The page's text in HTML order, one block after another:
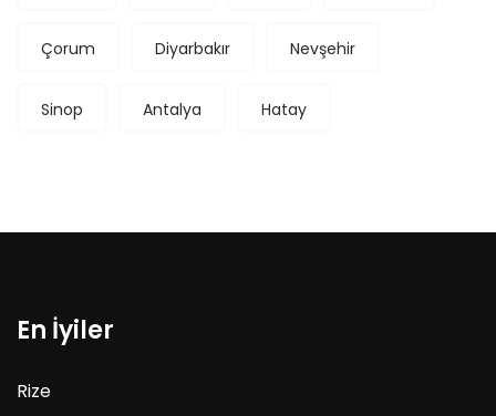
Çorum Diyarbakır Nevşehir
Sinop Antalya Hatay
En İyiler
Rize